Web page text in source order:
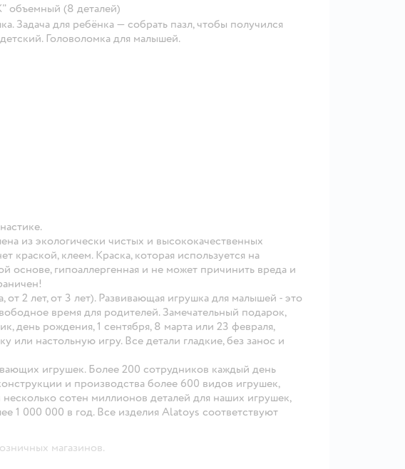
объемный (8 деталей)
Задача для ребёнка — собрать пазл, чтобы получился
Головоломка для малышей.
из экологически чистых и высококачественных
краской, клеем. Краска, которая используется на
основе, гипоаллергенная и не может причинить вреда и
от 2 лет, от 3 лет). Развивающая игрушка для малышей - это
время для родителей. Замечательный подарок,
день рождения, 1 сентября, 8 марта или 23 февраля,
или настольную игру. Все детали гладкие, без занос и
игрушек. Более 200 сотрудников каждый день
и производства более 600 видов игрушек,
сотен миллионов деталей для наших игрушек,
1 000 000 в год. Все изделия Alatoys соответствуют
магазинов.